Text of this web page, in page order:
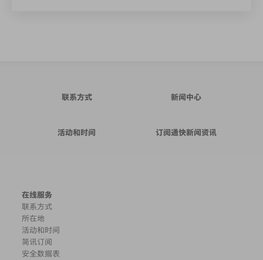
联系方式 新闻中心
活动和时间 订阅通快新闻资讯
在线服务
联系方式
所在地
活动和时间
简讯订阅
安全数据表